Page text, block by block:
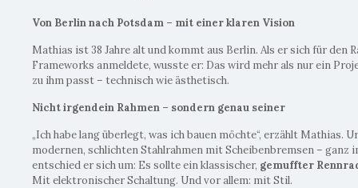
Von Berlin nach Potsdam – mit einer klaren Vision
Mathias ist 38 Jahre alt und kommt aus Berlin. Als er sich für den
Frameworks anmeldete, wusste er: Das wird mehr als nur ein
zu ihm passt – technisch wie ästhetisch.
Nicht irgendein Rahmen – sondern genau seiner
„Ich habe lang überlegt, was ich bauen möchte“, erzählt Mathias.
modernen, schlichten Stahlrahmen mit Scheibenbremsen – ganz
entschied er sich um: Es sollte ein klassischer, gemuffter
Mit elektronischer Schaltung. Und vor allem: mit Stil.